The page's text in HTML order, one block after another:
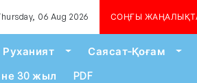
06 Aug 2026 СОҢҒЫ
Алматыда көшкін қаупі
Dropdown
Руханият Toggle Dropdown
Саясат-Қоғам
не 30 жыл
PDF